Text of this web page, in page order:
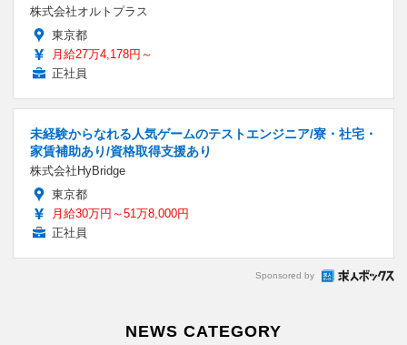
株式会社オルトプラス
東京都
月給27万4,178円～
正社員
未経験からなれる人気ゲームのテストエンジニア/寮・社宅・
家賃補助あり/資格取得支援あり
株式会社HyBridge
東京都
月給30万円～51万8,000円
正社員
Sponsored by
NEWS CATEGORY